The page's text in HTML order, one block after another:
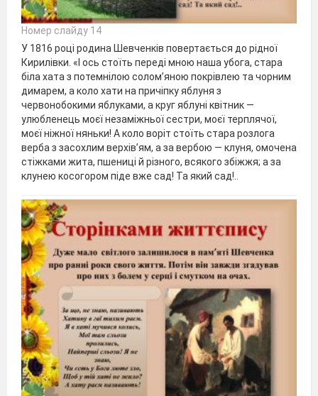
Номер слайду 14
У 1816 році родина Шевченків повертається до рідної
Кирилівки. «І ось стоїть переді мною наша убога, стара
біла хата з потемнілою солом’яною покрівлею та чорним
димарем, а коло хати на причіпку яблуня з
червонобокими яблуками, а круг яблуні квітник —
улюбленець моєї незаміжньої сестри, моєї терплячої,
моєї ніжної няньки! А коло воріт стоїть стара розлога
верба з засохлим верхів’ям, а за вербою — клуня, омочена
стіжками жита, пшениці й різного, всякого збіжжя; а за
клунею косогором піде вже сад! Та який сад!..